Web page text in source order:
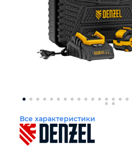
Измерительный инструмент
Силовое оборудование
Крепежный инструмент
Режущий инструмент
Все характеристики